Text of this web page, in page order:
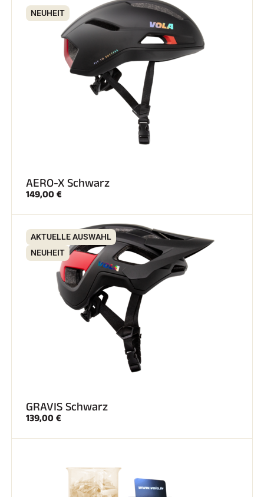
SKIFAHREN IN JEDEM GELÄNDE
SKILANGLAUF
NEUHEIT
AERO-X Schwarz
149,00 €
AKTUELLE AUSWAHL
NEUHEIT
GRAVIS Schwarz
139,00 €